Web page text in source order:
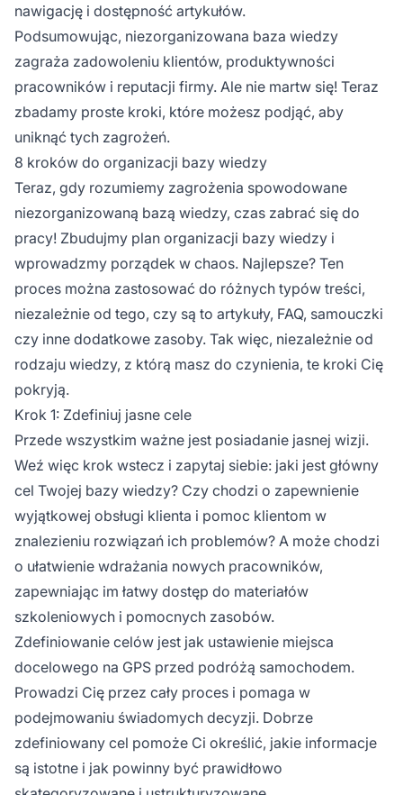
nawigację i dostępność artykułów.
Podsumowując, niezorganizowana baza wiedzy
zagraża zadowoleniu klientów, produktywności
pracowników i reputacji firmy. Ale nie martw się! Teraz
zbadamy proste kroki, które możesz podjąć, aby
uniknąć tych zagrożeń.
8 kroków do organizacji bazy wiedzy
Teraz, gdy rozumiemy zagrożenia spowodowane
niezorganizowaną bazą wiedzy, czas zabrać się do
pracy! Zbudujmy plan organizacji bazy wiedzy i
wprowadzmy porządek w chaos. Najlepsze? Ten
proces można zastosować do różnych typów treści,
niezależnie od tego, czy są to artykuły, FAQ, samouczki
czy inne dodatkowe zasoby. Tak więc, niezależnie od
rodzaju wiedzy, z którą masz do czynienia, te kroki Cię
pokryją.
Krok 1: Zdefiniuj jasne cele
Przede wszystkim ważne jest posiadanie jasnej wizji.
Weź więc krok wstecz i zapytaj siebie: jaki jest główny
cel Twojej bazy wiedzy? Czy chodzi o zapewnienie
wyjątkowej obsługi klienta i pomoc klientom w
znalezieniu rozwiązań ich problemów? A może chodzi
o ułatwienie wdrażania nowych pracowników,
zapewniając im łatwy dostęp do materiałów
szkoleniowych i pomocnych zasobów.
Zdefiniowanie celów jest jak ustawienie miejsca
docelowego na GPS przed podróżą samochodem.
Prowadzi Cię przez cały proces i pomaga w
podejmowaniu świadomych decyzji. Dobrze
zdefiniowany cel pomoże Ci określić, jakie informacje
są istotne i jak powinny być prawidłowo